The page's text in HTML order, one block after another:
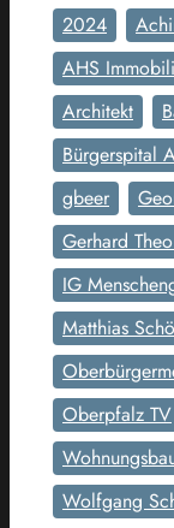
2024
AHS
Architekt
Bürgerspital
gbeer
Gerhard
IG
Matthias
Oberpfalz TV
Wolfgang